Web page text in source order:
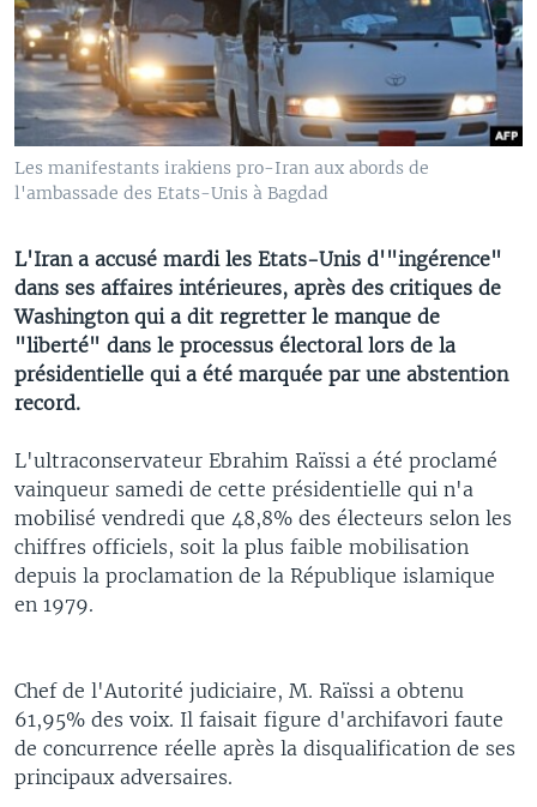
Les manifestants irakiens pro-Iran aux abords de
l'ambassade des Etats-Unis à Bagdad
L'Iran a accusé mardi les Etats-Unis d'"ingérence"
dans ses affaires intérieures, après des critiques de
Washington qui a dit regretter le manque de
"liberté" dans le processus électoral lors de la
présidentielle qui a été marquée par une abstention
record.
L'ultraconservateur Ebrahim Raïssi a été proclamé
vainqueur samedi de cette présidentielle qui n'a
mobilisé vendredi que 48,8% des électeurs selon les
chiffres officiels, soit la plus faible mobilisation
depuis la proclamation de la République islamique
en 1979.
Chef de l'Autorité judiciaire, M. Raïssi a obtenu
61,95% des voix. Il faisait figure d'archifavori faute
de concurrence réelle après la disqualification de ses
principaux adversaires.